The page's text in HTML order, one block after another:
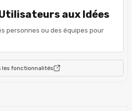
aux Idées
personnes ou des équipes pour
les fonctionnalités